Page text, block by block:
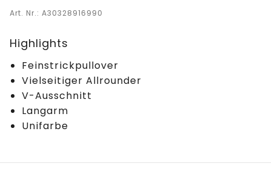
Art. Nr.: A30328916990
Highlights
Feinstrickpullover
Vielseitiger Allrounder
V-Ausschnitt
Langarm
Unifarbe